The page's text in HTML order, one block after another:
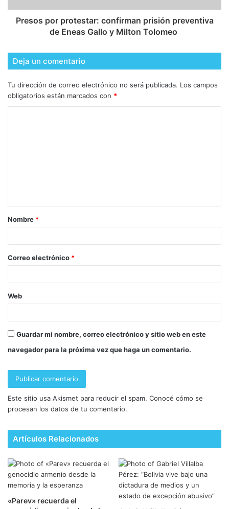
​Presos por protestar: confirman prisión preventiva
de Eneas Gallo y Milton Tolomeo
Deja un comentario
Tu dirección de correo electrónico no será publicada. Los campos
obligatorios están marcados con *
Nombre *
Correo electrónico *
Web
Guardar mi nombre, correo electrónico y sitio web en este
navegador para la próxima vez que haga un comentario.
Este sitio usa Akismet para reducir el spam. Conocé cómo se
procesan los datos de tu comentario.
Artículos Relacionados
​«Parev» recuerda el